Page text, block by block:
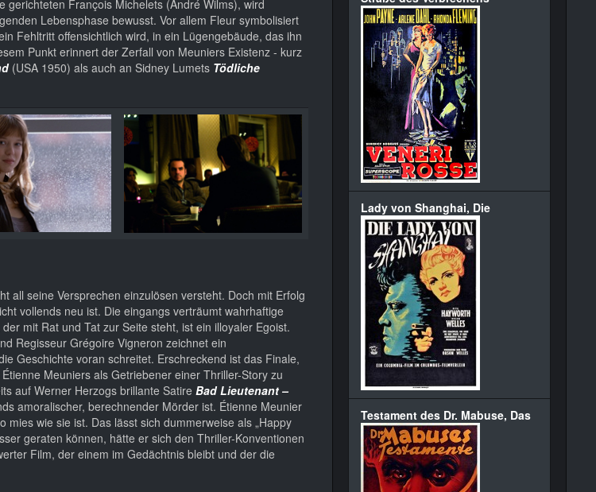
François Michelets (André Wilms), wird
Lebensphase bewusst. Vor allem Fleur symbolisiert
Fehltritt offensichtlich wird, in ein Lügengebäude, das ihn
Punkt erinnert der Zerfall von Meuniers Existenz - kurz
(USA 1950) als auch an Sidney Lumets Tödliche
all seine Versprechen einzulösen versteht. Doch mit Erfolg
vollends neu ist. Die eingangs verträumt wahrhaftige
mit Rat und Tat zur Seite steht, ist ein illoyaler Egoist.
Regisseur Grégoire Vigneron zeichnet ein
Geschichte voran schreitet. Erschreckend ist das Finale,
Meuniers als Getriebener einer Thriller-Story zu
auf Werner Herzogs brillante Satire Bad Lieutenant –
amoralischer, berechnender Mörder ist. Étienne Meunier
wie sie ist. Das lässt sich dummerweise als „Happy
geraten können, hätte er sich den Thriller-Konventionen
Film, der einem im Gedächtnis bleibt und der die
Lady von Shanghai, Die
Testament des Dr. Mabuse, Das